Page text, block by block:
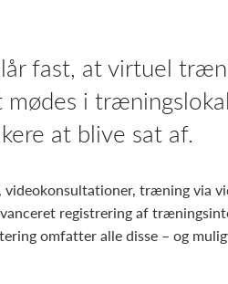
fast, at virtuel
i
at blive sat af.
videokonsultationer, træning via
registrering af
omfatter alle disse – og